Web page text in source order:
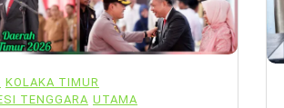
KOLAKA TIMUR
TENGGARA UTAMA